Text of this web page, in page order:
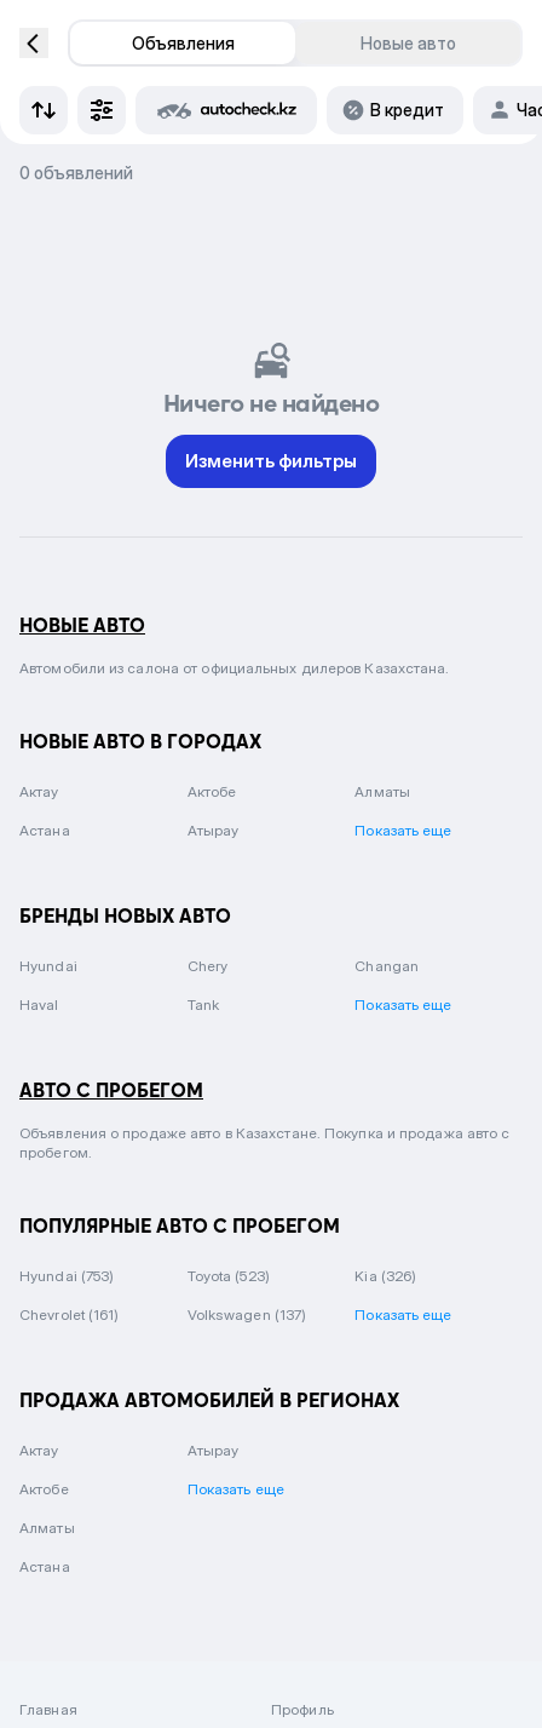
Объявления Новые авто
В кредит
0 объявлений
Ничего не найдено
Изменить фильтры
НОВЫЕ АВТО
Автомобили из салона от официальных дилеров Казахстана.
НОВЫЕ АВТО В ГОРОДАХ
Актау Актобе Алматы
Астана Атырау Показать еще
БРЕНДЫ НОВЫХ АВТО
Hyundai Chery Changan
Haval Tank Показать еще
АВТО С ПРОБЕГОМ
Объявления о продаже авто в Казахстане. Покупка и продажа авто с
пробегом.
ПОПУЛЯРНЫЕ АВТО С ПРОБЕГОМ
Hyundai (753) Toyota (523) Kia (326)
Chevrolet (161) Volkswagen (137) Показать еще
ПРОДАЖА АВТОМОБИЛЕЙ В РЕГИОНАХ
Актау
Актобе
Алматы
Астана
Атырау
Показать еще
Главная
Профиль